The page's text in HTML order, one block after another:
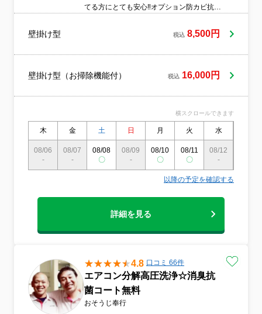
てる方にとても安心‼︎オプション防カビ抗菌
壁掛け型 税込 8,500円
壁掛け型（お掃除機能付） 税込 16,000円
横スクロールできます
木 金 土 日 月 火 水
08/06
-
08/07
-
08/08
〇
08/09
-
08/10
〇
08/11
〇
08/12
-
以降の予定を確認する
詳細を見る
4.8 口コミ 66件
エアコン分解高圧洗浄☆消臭抗
菌コート無料
おそうじ奉行